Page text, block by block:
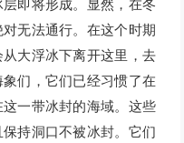
即将形成。显然，在冬
无法通行。在这个时期
大浮冰下离开这里，去
们，它们已经习惯了在
一带冰封的海域。这些
持洞口不被冰封。它们